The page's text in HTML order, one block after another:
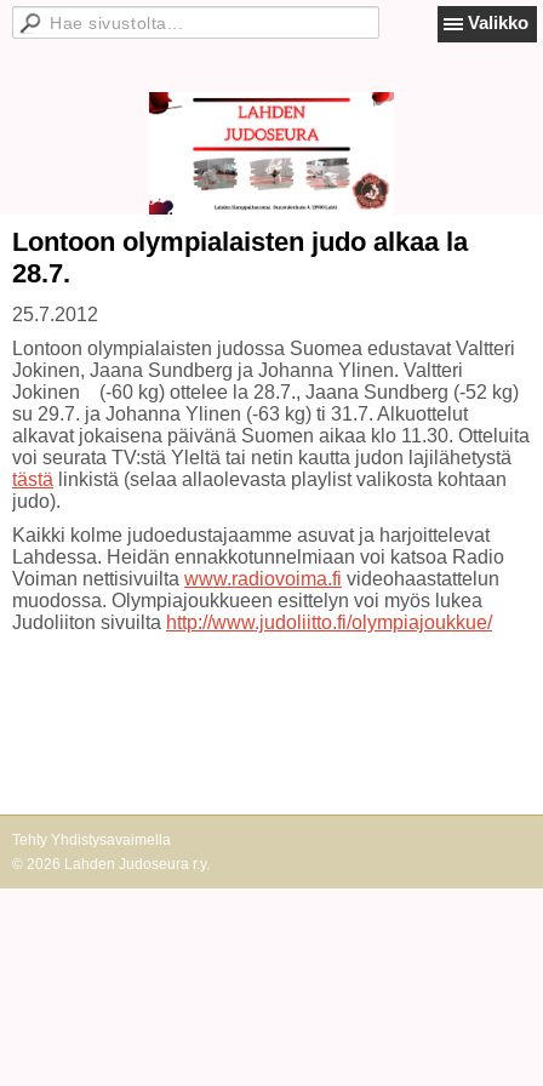
Valikko
Lontoon olympialaisten judo alkaa la
28.7.
25.7.2012
Lontoon olympialaisten judossa Suomea edustavat Valtteri
Jokinen, Jaana Sundberg ja Johanna Ylinen. Valtteri
Jokinen (-60 kg) ottelee la 28.7., Jaana Sundberg (-52 kg)
su 29.7. ja Johanna Ylinen (-63 kg) ti 31.7. Alkuottelut
alkavat jokaisena päivänä Suomen aikaa klo 11.30. Otteluita
voi seurata TV:stä Yleltä tai netin kautta judon lajilähetystä
tästä linkistä (selaa allaolevasta playlist valikosta kohtaan
judo).
Kaikki kolme judoedustajaamme asuvat ja harjoittelevat
Lahdessa. Heidän ennakkotunnelmiaan voi katsoa Radio
Voiman nettisivuilta www.radiovoima.fi videohaastattelun
muodossa. Olympiajoukkueen esittelyn voi myös lukea
Judoliiton sivuilta http://www.judoliitto.fi/olympiajoukkue/
Tehty Yhdistysavaimella
© 2026 Lahden Judoseura r.y.